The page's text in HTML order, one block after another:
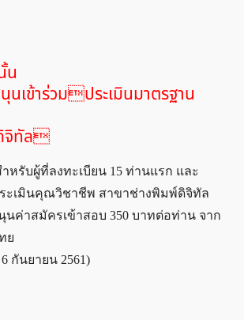
น
นเข้าร่วมประเมินมาตรฐาน
จิทัล
หรับผู้ที่ลงทะเบียน 15 ท่านแรก และ
ะเมินคุณวิชาชีพ สาขาช่างพิมพ์ดิจิทัล
นค่าสมัครเข้าสอบ 350 บาทต่อท่าน จาก
ย
กันยายน 2561)